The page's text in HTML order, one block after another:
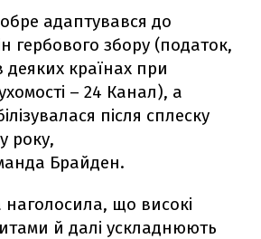
адаптувався до
гербового збору (податок,
деяких країнах при
– 24 Канал), а
після сплеску
року,
Брайден.
що високі
й далі ускладнюють